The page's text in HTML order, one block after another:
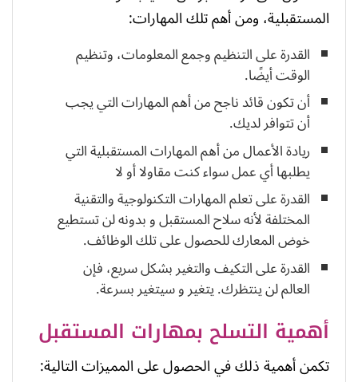
المستقبلية، ومن أهم تلك المهارات:
القدرة على التنظيم وجمع المعلومات، وتنظيم
الوقت أيضًا.
أن تكون قائد ناجح من أهم المهارات التي يجب
أن تتوافر لديك.
ريادة الأعمال من أهم المهارات المستقبلية التي
يطلبها أي عمل سواء كنت مقاولا أو لا
القدرة على تعلم المهارات التكنولوجية والتقنية
المختلفة لأنه سلاح المستقبل و بدونه لن تستطيع
خوض المعارك للحصول على تلك الوظائف.
القدرة على التكيف والتغير بشكل سريع، فإن
العالم لن ينتظرك. يتغير و سيتغير بسرعة.
أهمية التسلح بمهارات المستقبل
تكمن أهمية ذلك في الحصول على المميزات التالية: